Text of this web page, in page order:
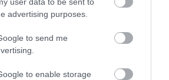
advertising purposes.
to send me
to enable storage
IS
FELJELENTÉS A GONDOSÓRA
PROGRAM ÜGYÉBEN: BAJBAN
VAN A SZOLGÁLTATÁS? 7
IDŐSNEK TUDNIA KELL A